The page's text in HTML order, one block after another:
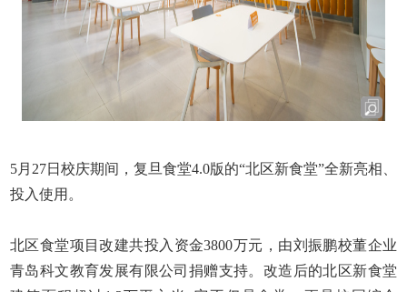
5月 27日校庆期间，复旦食堂4.0版的“北区新食堂”全新亮相、
投入使用。
北区食堂项目改建共投入资金3800万元，由刘振鹏校董企业
青岛科文教育发展有限公司捐赠支持。改造后的北区新食堂